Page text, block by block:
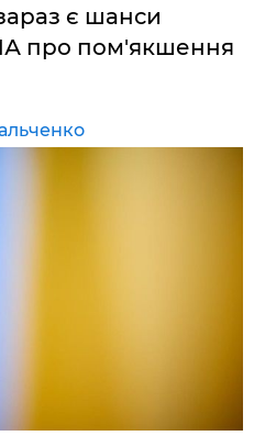
є шанси
про пом'якшення